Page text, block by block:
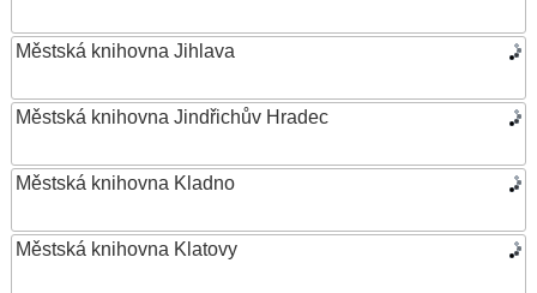
Městská knihovna Jihlava
Městská knihovna Jindřichův Hradec
Městská knihovna Kladno
Městská knihovna Klatovy